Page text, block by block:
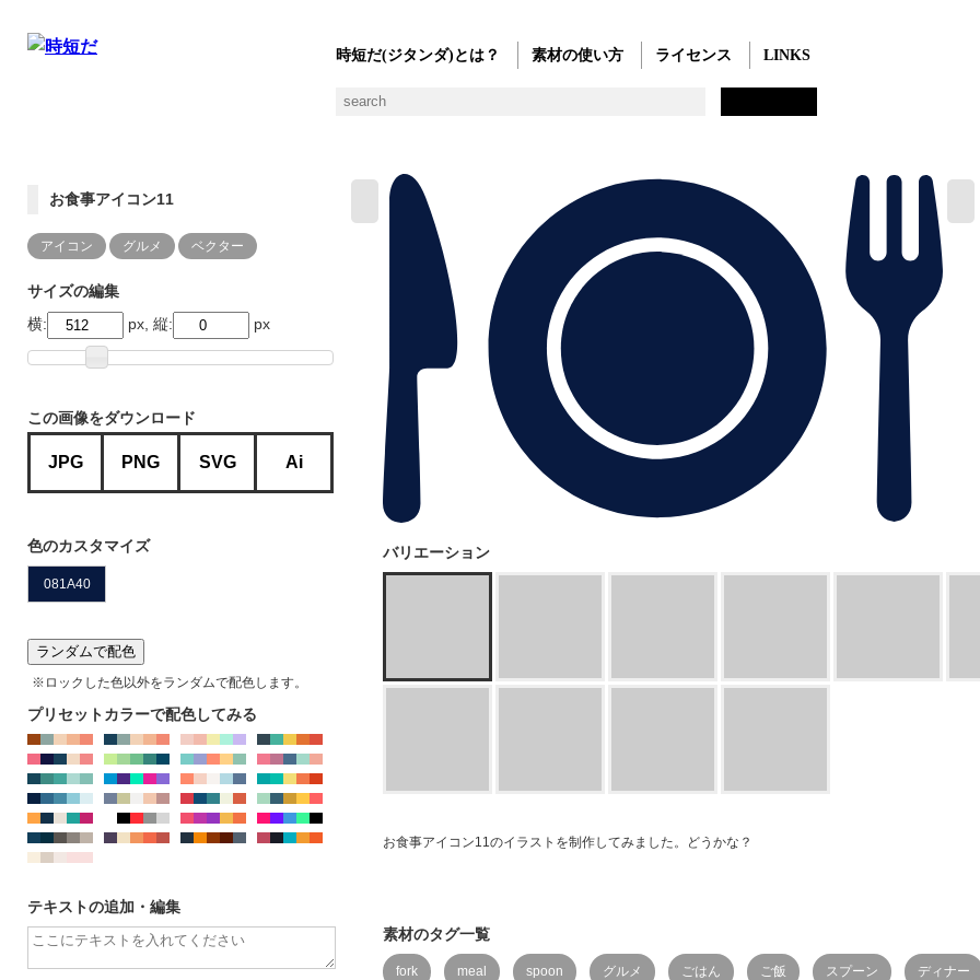
時短だ(ジタンダ)とは？ 素材の使い方 ライセンス LINKS
お食事アイコン11
アイコン グルメ ベクター
サイズの編集
横:
px, 縦: px
この画像をダウンロード
JPG PNG SVG Ai
色のカスタマイズ
ランダムで配色
※ロックした色以外をランダムで配色します。
プリセットカラーで配色してみる
テキストの追加・編集
バリエーション
お食事アイコン11のイラストを制作してみました。どうかな？
素材のタグ一覧
fork meal spoon グルメ ごはん ご飯 スプーン ディナー